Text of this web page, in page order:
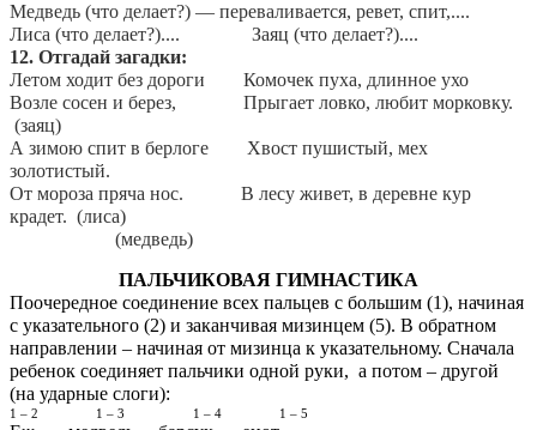
Медведь (что делает?) — переваливается, ревет, спит,....
Лиса (что делает?).... Заяц (что делает?)....
12. Отгадай загадки:
Летом ходит без дороги Комочек пуха, длинное ухо
Возле сосен и берез, Прыгает ловко, любит морковку.
(заяц)
А зимою спит в берлоге Хвост пушистый, мех
золотистый.
От мороза пряча нос. В лесу живет, в деревне кур
крадет. (лиса)
(медведь)
ПАЛЬЧИКОВАЯ ГИМНАСТИКА
Поочередное соединение всех пальцев с большим (1), начиная
с указательного (2) и заканчивая мизинцем (5). В обратном
направлении – начиная от мизинца к указательному. Сначала
ребенок соединяет пальчики одной руки, а потом – другой
(на ударные слоги):
1 – 2 1 – 3 1 – 4 1 – 5